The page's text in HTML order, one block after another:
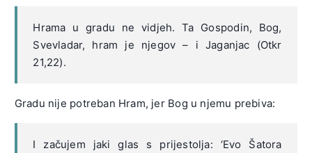
Hrama u gradu ne vidjeh. Ta Gospodin, Bog,
Svevladar, hram je njegov – i Jaganjac (Otkr
21,22).
Gradu nije potreban Hram, jer Bog u njemu prebiva:
I začujem jaki glas s prijestolja: ‘Evo Šatora